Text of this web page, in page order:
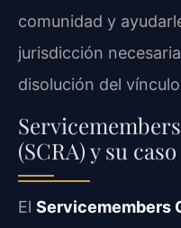
comunidad y
jurisdicción
disolución del
(SCRA) y su caso
El Servicemembers